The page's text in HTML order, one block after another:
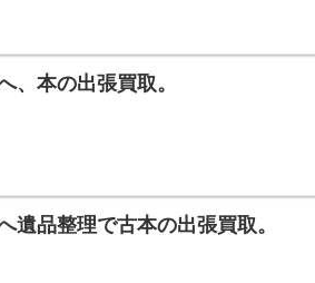
、本の出張買取。
遺品整理で古本の出張買取。